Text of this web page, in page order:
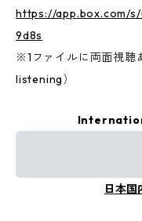
https://app.box.com/
9d8s
※1ファイルに両面視
listening）
日本国